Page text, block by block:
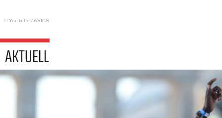
© YouTube /ASICS
AKTUELL